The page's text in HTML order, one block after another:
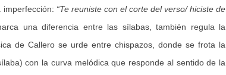
imperfección: “Te reuniste con el corte del verso/ hiciste de
una diferencia entre las sílabas, también regula la
de Callero se urde entre chispazos, donde se frota la
con la curva melódica que responde al sentido de la